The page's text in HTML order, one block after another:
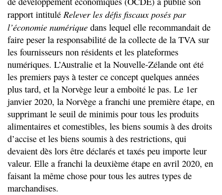
rapport intitulé Relever les défis fiscaux posés par
l’économie numérique dans lequel elle recommandait de
faire peser la responsabilité de la collecte de la TVA sur
les fournisseurs non résidents et les plateformes
numériques. L’Australie et la Nouvelle-Zélande ont été
les premiers pays à tester ce concept quelques années
plus tard, et la Norvège leur a emboîté le pas. Le 1er
janvier 2020, la Norvège a franchi une première étape, en
supprimant le seuil de minimis pour tous les produits
alimentaires et comestibles, les biens soumis à des droits
d’accise et les biens soumis à des restrictions, qui
devaient dès lors être déclarés et taxés peu importe leur
valeur. Elle a franchi la deuxième étape en avril 2020, en
faisant la même chose pour tous les autres types de
marchandises.